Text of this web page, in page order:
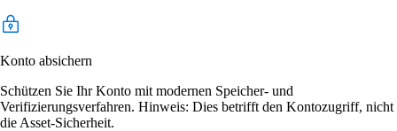
Konto absichern
Schützen Sie Ihr Konto mit modernen Speicher- und
Verifizierungsverfahren. Hinweis: Dies betrifft den Kontozugriff, nicht
die Asset-Sicherheit.